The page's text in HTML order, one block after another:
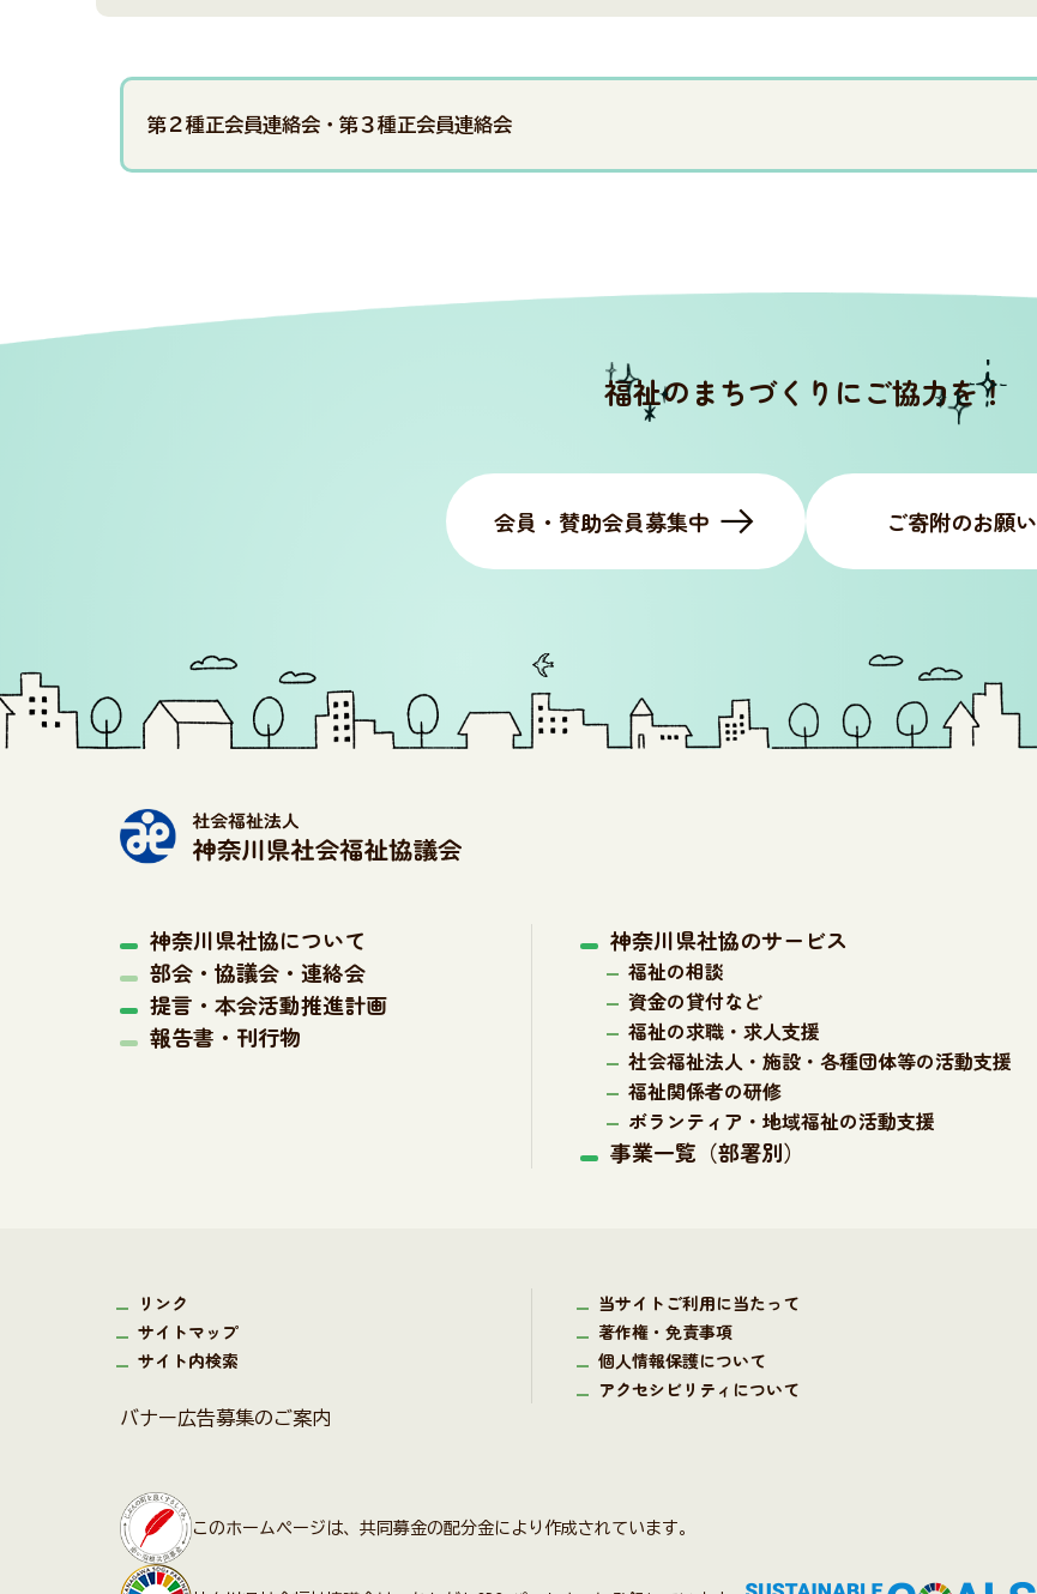
第２種正会員連絡会・第３種正会員連絡会
福祉のまちづくりにご協力を！
会員・賛助会員募集中 ご寄附のお願い
神奈川県社協について
部会・協議会・連絡会
提言・本会活動推進計画
報告書・刊行物
神奈川県社協のサービス
福祉の相談
資金の貸付など
福祉の求職・求人支援
社会福祉法人・施設・各種団体等の活動支援
福祉関係者の研修
ボランティア・地域福祉の活動支援
事業一覧（部署別）
リンク
サイトマップ
サイト内検索
当サイトご利用に当たって
著作権・免責事項
個人情報保護について
アクセシビリティについて
バナー広告募集のご案内
このホームページは、共同募金の配分金により作成されています。